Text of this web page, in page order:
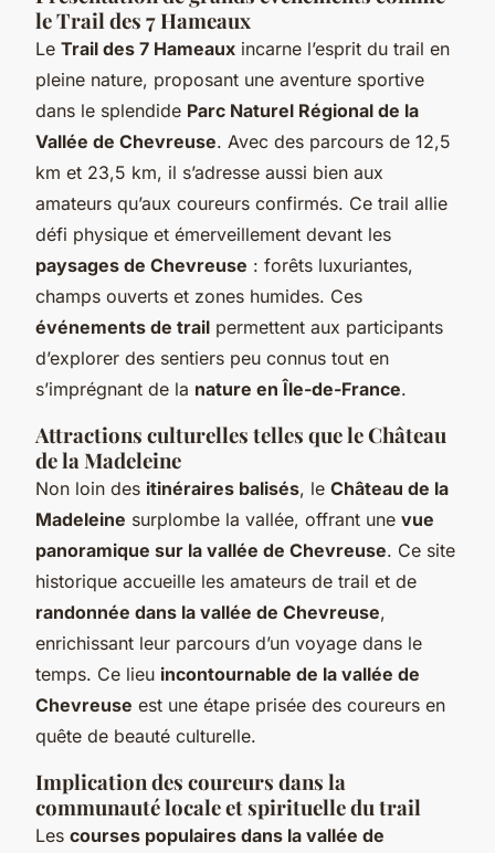
le Trail des 7 Hameaux
Le Trail des 7 Hameaux incarne l’esprit du trail en
pleine nature, proposant une aventure sportive
dans le splendide Parc Naturel Régional de la
Vallée de Chevreuse. Avec des parcours de 12,5
km et 23,5 km, il s’adresse aussi bien aux
amateurs qu’aux coureurs confirmés. Ce trail allie
défi physique et émerveillement devant les
paysages de Chevreuse : forêts luxuriantes,
champs ouverts et zones humides. Ces
événements de trail permettent aux participants
d’explorer des sentiers peu connus tout en
s’imprégnant de la nature en Île-de-France.
Attractions culturelles telles que le Château
de la Madeleine
Non loin des itinéraires balisés, le Château de la
Madeleine surplombe la vallée, offrant une vue
panoramique sur la vallée de Chevreuse. Ce site
historique accueille les amateurs de trail et de
randonnée dans la vallée de Chevreuse,
enrichissant leur parcours d’un voyage dans le
temps. Ce lieu incontournable de la vallée de
Chevreuse est une étape prisée des coureurs en
quête de beauté culturelle.
Implication des coureurs dans la
communauté locale et spirituelle du trail
Les courses populaires dans la vallée de